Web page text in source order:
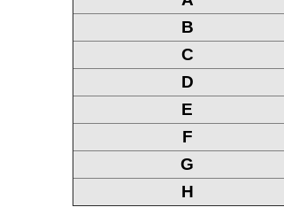
B
C
D
E
F
G
H